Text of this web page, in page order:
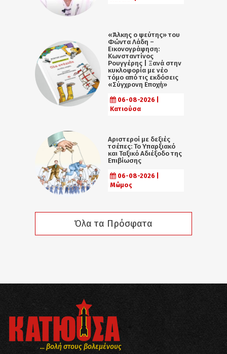
«Άλκης ο ψεύτης» του
Φώντα Λάδη –
Εικονογράφηση:
Κωνσταντίνος
Ρουγγέρης | Ξανά στην
κυκλοφορία με νέο
τόμο από τις εκδόσεις
«Σύγχρονη Εποχή»
06-08-2026 |
Κατιούσα
Αριστεροί με δεξιές
τσέπες: Το Υπαρξιακό
και Ταξικό Αδιέξοδο της
Επιβίωσης
06-08-2026 |
Μώμος
Όλα τα Πρόσφατα
... βολή στους βολεμένους